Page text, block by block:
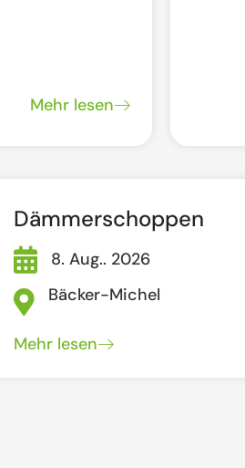
Mehr lesen
Dämmerschoppen
8. Aug.. 2026
Bäcker-Michel
Mehr lesen